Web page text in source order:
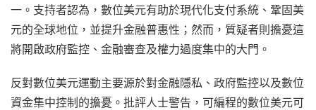
一。支持者認為，數位美元有助於現代化支付系統、鞏固美
元的全球地位，並提升金融普惠性；然而，質疑者則擔憂這
將開啟政府監控、金融審查及權力過度集中的大門。
反對數位美元運動主要源於對金融隱私、政府監控以及數位
資金集中控制的擔憂。批評人士警告，可編程的數位美元可